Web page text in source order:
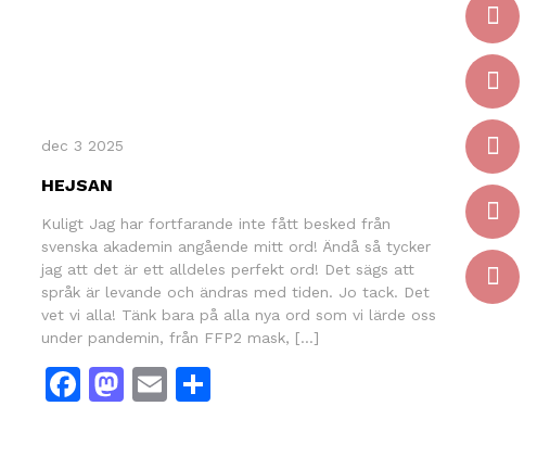
dec 3 2025
HEJSAN
Kuligt Jag har fortfarande inte fått besked från
svenska akademin angående mitt ord! Ändå så tycker
jag att det är ett alldeles perfekt ord! Det sägs att
språk är levande och ändras med tiden. Jo tack. Det
vet vi alla! Tänk bara på alla nya ord som vi lärde oss
under pandemin, från FFP2 mask, […]
Facebook
Mastodon
EmailDela